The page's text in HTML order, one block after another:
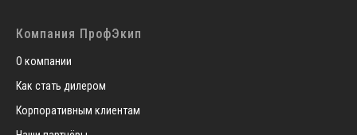
Компания ПрофЭкип
О компании
Как стать дилером
Корпоративным клиентам